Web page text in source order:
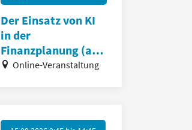
Der Einsatz von KI
in der
Finanzplanung (am
Beispiel von
Online-Veranstaltung